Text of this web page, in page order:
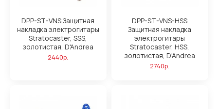
DPP-ST-VNS Защитная
накладка электрогитары
Stratocaster, SSS,
золотистая, D'Andrea
2440р.
DPP-ST-VNS-HSS
Защитная накладка
электрогитары
Stratocaster, HSS,
золотистая, D'Andrea
2740р.